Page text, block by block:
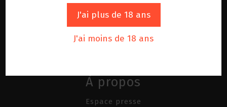
J'ai plus de 18 ans
J'ai moins de 18 ans
À propos
Espace presse